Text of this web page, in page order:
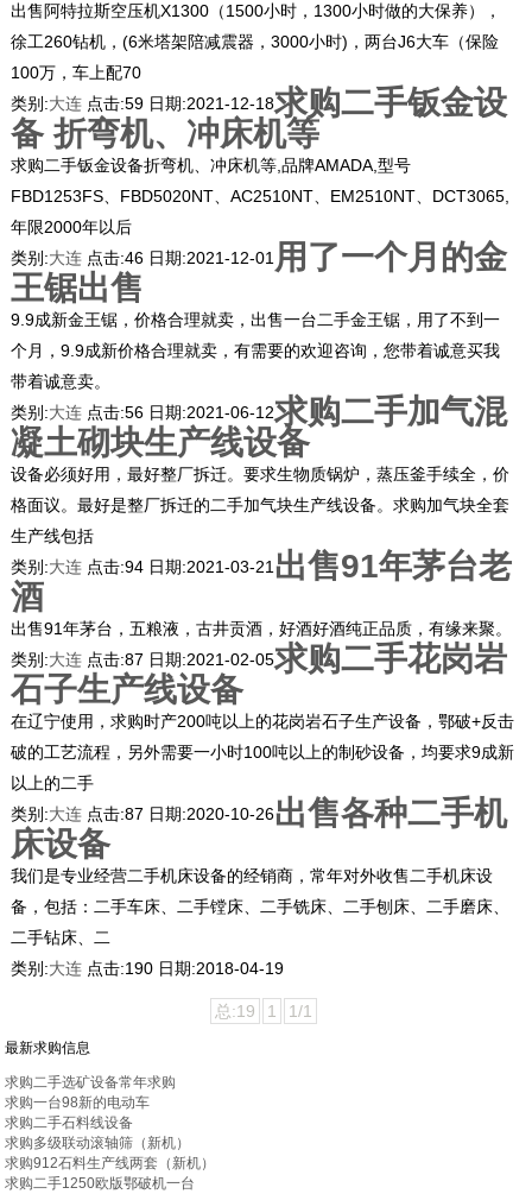
出售阿特拉斯空压机X1300（1500小时，1300小时做的大保养），
徐工260钻机，(6米塔架陪减震器，3000小时)，两台J6大车（保险
100万，车上配70
类别:大连 点击:59 日期:2021-12-18求购二手钣金设
备 折弯机、冲床机等
求购二手钣金设备折弯机、冲床机等,品牌AMADA,型号
FBD1253FS、FBD5020NT、AC2510NT、EM2510NT、DCT3065,
年限2000年以后
类别:大连 点击:46 日期:2021-12-01 用了一个月的金
王锯出售
9.9成新金王锯，价格合理就卖，出售一台二手金王锯，用了不到一
个月，9.9成新价格合理就卖，有需要的欢迎咨询，您带着诚意买我
带着诚意卖。
类别:大连 点击:56 日期:2021-06-12求购二手加气混
凝土砌块生产线设备
设备必须好用，最好整厂拆迁。要求生物质锅炉，蒸压釜手续全，价
格面议。最好是整厂拆迁的二手加气块生产线设备。求购加气块全套
生产线包括
类别:大连 点击:94 日期:2021-03-21 出售91年茅台老
酒
出售91年茅台，五粮液，古井贡酒，好酒好酒纯正品质，有缘来聚。
类别:大连 点击:87 日期:2021-02-05求购二手花岗岩
石子生产线设备
在辽宁使用，求购时产200吨以上的花岗岩石子生产设备，鄂破+反击
破的工艺流程，另外需要一小时100吨以上的制砂设备，均要求9成新
以上的二手
类别:大连 点击:87 日期:2020-10-26出售各种二手机
床设备
我们是专业经营二手机床设备的经销商，常年对外收售二手机床设
备，包括：二手车床、二手镗床、二手铣床、二手刨床、二手磨床、
二手钻床、二
类别:大连 点击:190 日期:2018-04-19
总:19 1 1/1
最新求购信息
求购二手选矿设备常年求购
求购一台98新的电动车
求购二手石料线设备
求购多级联动滚轴筛（新机）
求购912石料生产线两套（新机）
求购二手1250欧版鄂破机一台